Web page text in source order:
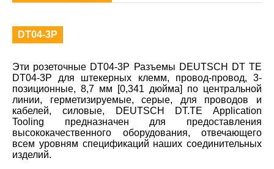
DT04-3P
Эти розеточные DT04-3P Разъемы DEUTSCH DT TE
DT04-3P для штекерных клемм, провод-провод, 3-
позиционные, 8,7 мм [0,341 дюйма] по центральной
линии, герметизируемые, серые, для проводов и
кабелей, силовые, DEUTSCH DT.TE Application
Tooling предназначен для предоставления
высококачественного оборудования, отвечающего
всем уровням спецификаций наших соединительных
изделий.